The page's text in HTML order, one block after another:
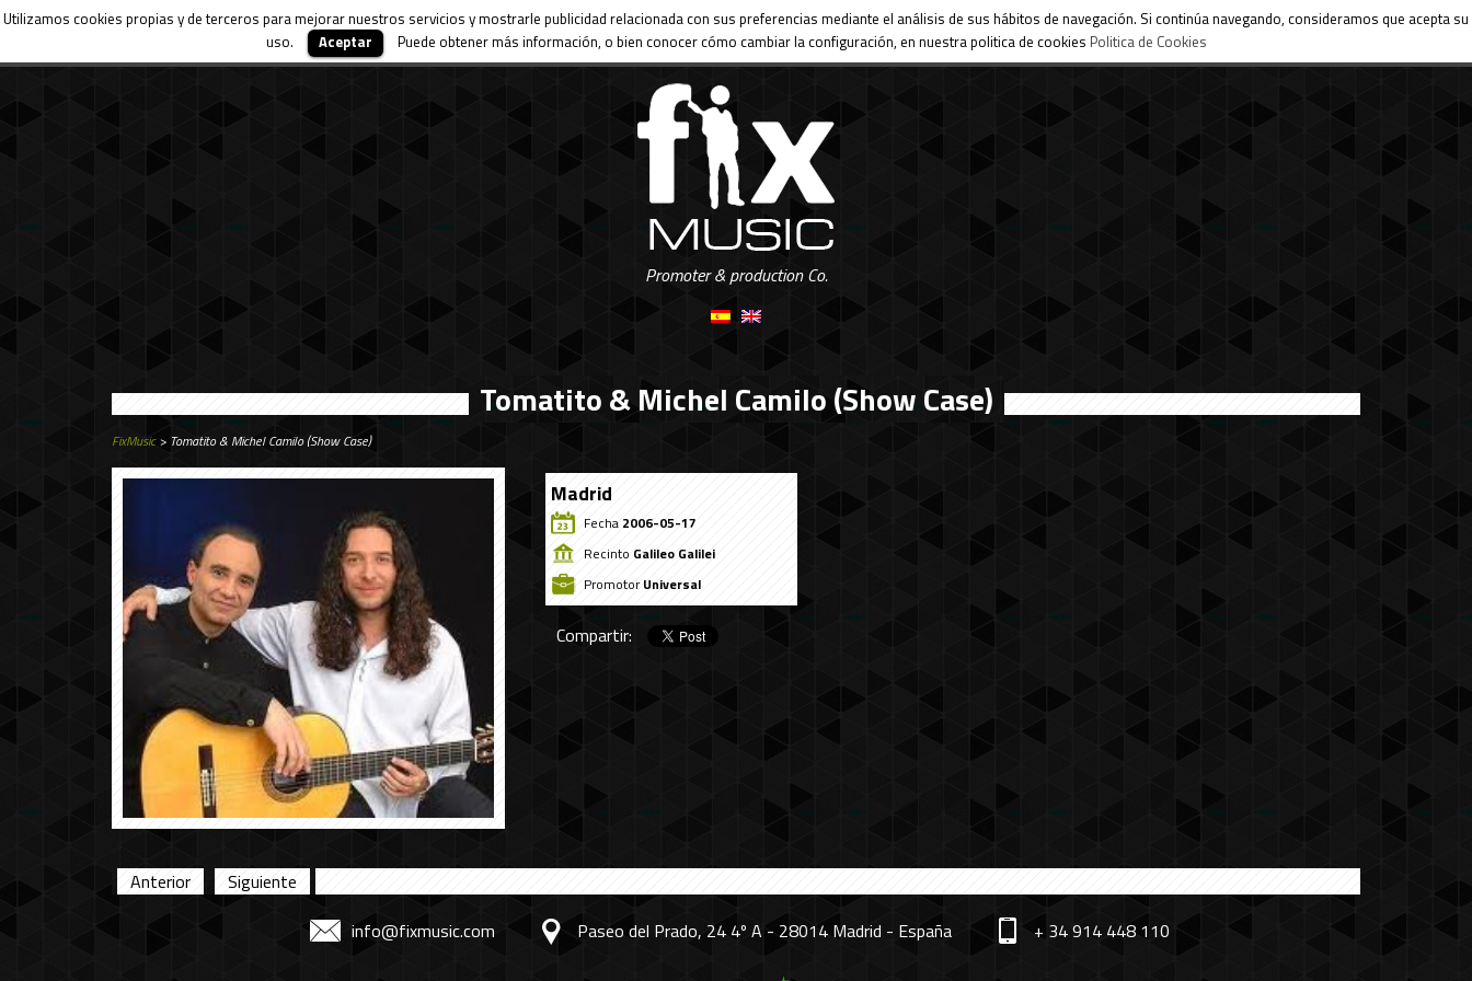
Utilizamos cookies propias y de terceros para mejorar nuestros servicios y mostrarle publicidad relacionada con sus preferencias mediante el análisis de sus hábitos de navegación. Si continúa navegando, consideramos que acepta su
uso.
Aceptar Puede obtener más información, o bien conocer cómo cambiar la configuración, en nuestra politica de cookies Politica de Cookies
Promoter & production Co.
Tomatito & Michel Camilo (Show Case)
FixMusic> Tomatito & Michel Camilo (Show Case)
Madrid
Fecha 2006-05-17
Recinto Galileo Galilei
PromotorUniversal
Compartir:
Anterior
Siguiente
info@fixmusic.com
Paseo del Prado, 24 4º A - 28014 Madrid - España + 34 914 448 110